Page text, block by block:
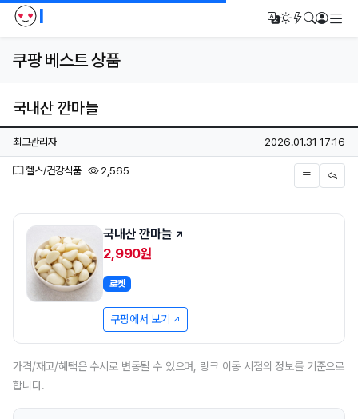
I 번역다크모드
새글/새댓글
검색로그인
쿠팡 베스트 상품
국내산 깐마늘
페이지 정보
작성자
최고관리자 작성일
2026.01.31 17:16
분류
헬스/건강식품 2,565
본문
국내산 깐마늘
2,990원
로켓
쿠팡에서 보기
가격/재고/혜택은 수시로 변동될 수 있으며, 링크 이동 시점의 정보를 기준으로
합니다.